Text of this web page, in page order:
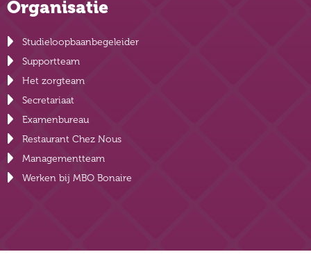
Organisatie
Studieloopbaanbegeleider
Supportteam
Het zorgteam
Secretariaat
Examenbureau
Restaurant Chez Nous
Managementteam
Werken bij MBO Bonaire